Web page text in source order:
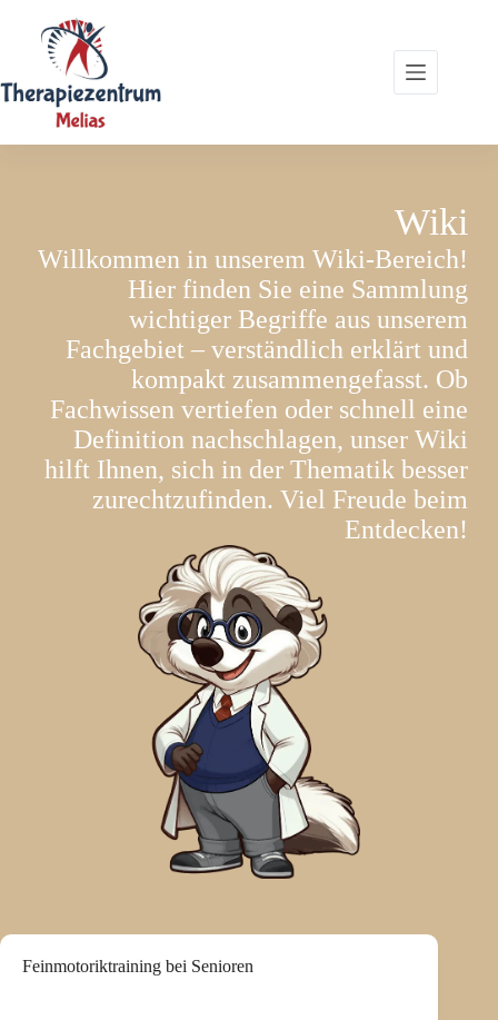
springen
Wiki
Willkommen in unserem Wiki-Bereich!
Hier finden Sie eine Sammlung
wichtiger Begriffe aus unserem
Fachgebiet – verständlich erklärt und
kompakt zusammengefasst. Ob
Fachwissen vertiefen oder schnell eine
Definition nachschlagen, unser Wiki
hilft Ihnen, sich in der Thematik besser
zurechtzufinden. Viel Freude beim
Entdecken!
Feinmotoriktraining bei Senioren